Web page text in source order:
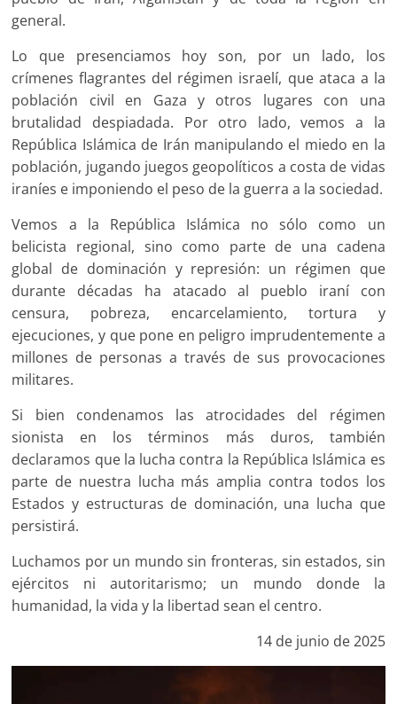
general.
Lo que presenciamos hoy son, por un lado, los
crímenes flagrantes del régimen israelí, que ataca a la
población civil en Gaza y otros lugares con una
brutalidad despiadada. Por otro lado, vemos a la
República Islámica de Irán manipulando el miedo en la
población, jugando juegos geopolíticos a costa de vidas
iraníes e imponiendo el peso de la guerra a la sociedad.
Vemos a la República Islámica no sólo como un
belicista regional, sino como parte de una cadena
global de dominación y represión: un régimen que
durante décadas ha atacado al pueblo iraní con
censura, pobreza, encarcelamiento, tortura y
ejecuciones, y que pone en peligro imprudentemente a
millones de personas a través de sus provocaciones
militares.
Si bien condenamos las atrocidades del régimen
sionista en los términos más duros, también
declaramos que la lucha contra la República Islámica es
parte de nuestra lucha más amplia contra todos los
Estados y estructuras de dominación, una lucha que
persistirá.
Luchamos por un mundo sin fronteras, sin estados, sin
ejércitos ni autoritarismo; un mundo donde la
humanidad, la vida y la libertad sean el centro.
14 de junio de 2025